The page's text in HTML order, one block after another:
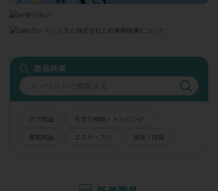
商品検索
ケア用品
手作り補助・トッピング
業務用品
エステ・スパ 消臭・除菌